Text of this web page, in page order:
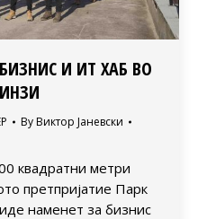
И ИТ ХАБ ВО
By Виктор Јаневски
квадратни метри
претпријатие Парк
наменет за бизнис